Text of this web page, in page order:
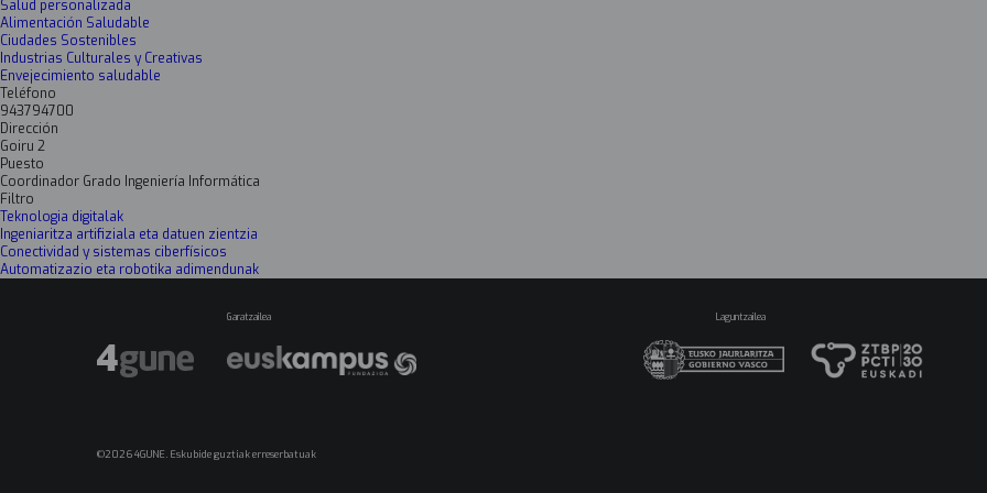
Salud personalizada
Alimentación Saludable
Ciudades Sostenibles
Industrias Culturales y Creativas
Envejecimiento saludable
Teléfono
943794700
Dirección
Goiru 2
Puesto
Coordinador Grado Ingeniería Informática
Filtro
Teknologia digitalak
Ingeniaritza artifiziala eta datuen zientzia
Conectividad y sistemas ciberfísicos
Automatizazio eta robotika adimendunak
Garatzailea Laguntzailea
©2026 4GUNE. Eskubide guztiak erreserbatuak